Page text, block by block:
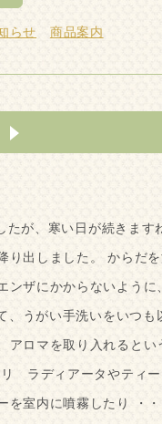
らせ 商品案内
が、寒い日が続きます
り出しました。 からだ
ンザにかからないよう
うがい手洗いをいつも
アロマを取り入れると
ラディアータやティ
を室内に噴霧したり ・・